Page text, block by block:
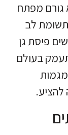
גורם מפתח
לב
פיסת גן
בעולם
להציע.